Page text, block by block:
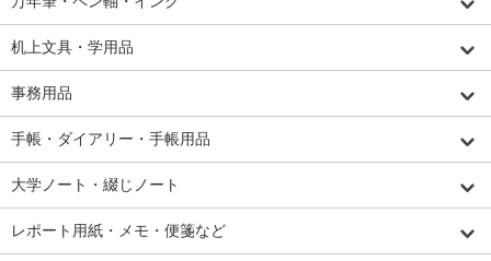
机上文具・学用品
事務用品
手帳・ダイアリー・手帳用品
大学ノート・綴じノート
レポート用紙・メモ・便箋など